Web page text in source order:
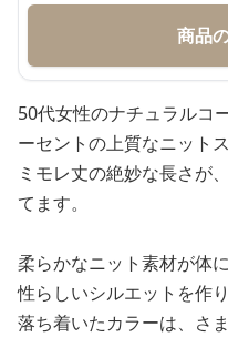
商品
50代女性のナチュラルコ
ーセントの上質なニット
ミモレ丈の絶妙な長さが
てます。
柔らかなニット素材が体
性らしいシルエットを作り
落ち着いたカラーは、さ